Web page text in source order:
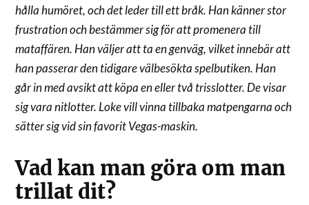
hålla humöret, och det leder till ett bråk. Han känner stor
frustration och bestämmer sig för att promenera till
mataffären. Han väljer att ta en genväg, vilket innebär att
han passerar den tidigare välbesökta spelbutiken. Han
går in med avsikt att köpa en eller två trisslotter. De visar
sig vara nitlotter. Loke vill vinna tillbaka matpengarna och
sätter sig vid sin favorit Vegas-maskin.
Vad kan man göra om man
trillat dit?